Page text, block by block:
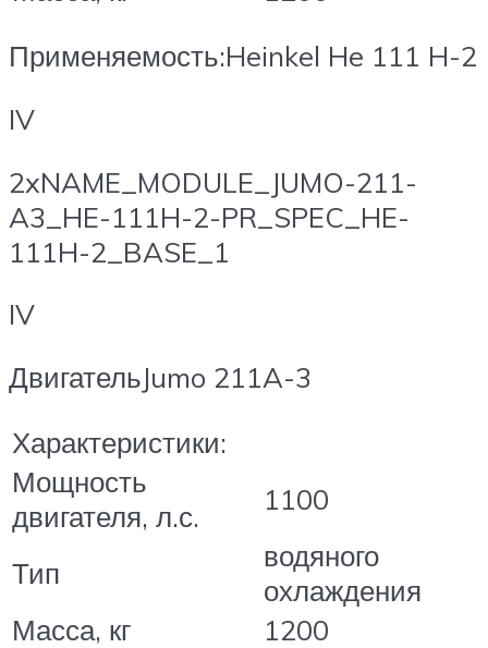
Применяемость:Heinkel He 111 H-2
IV
2xNAME_MODULE_JUMO-211-
A3_HE-111H-2-PR_SPEC_HE-
111H-2_BASE_1
IV
ДвигательJumo 211A-3
Характеристики:
Мощность
двигателя, л.с.
1100
Тип
водяного
охлаждения
Масса, кг
1200